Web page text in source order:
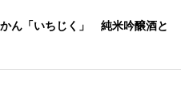
ん「いちじく」 純米吟醸酒と